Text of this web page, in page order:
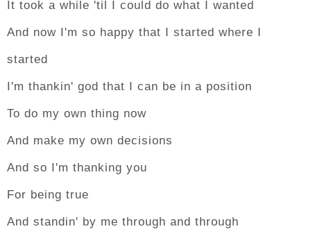
It took a while 'til I could do what I wanted
And now I'm so happy that I started where I
started
I'm thankin' god that I can be in a position
To do my own thing now
And make my own decisions
And so I'm thanking you
For being true
And standin' by me through and through